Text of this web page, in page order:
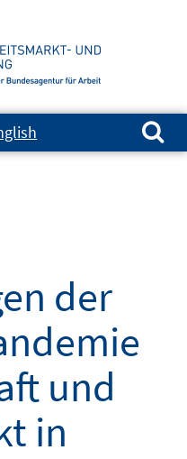
Suchen nach:
der
und
in